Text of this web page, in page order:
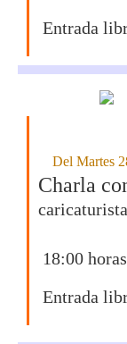
Entrada
Del Martes
Charla
caricaturista
18:00
Entrada